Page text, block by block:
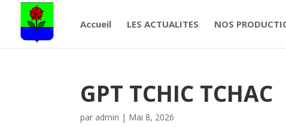
Accueil LES ACTUALITES NOS
GPT TCHIC TCHAC
par admin | Mai 8, 2026